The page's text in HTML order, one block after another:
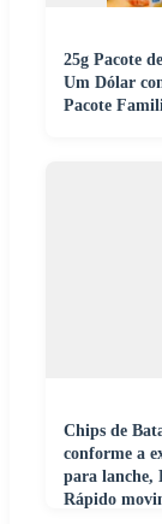
25g Pacote
Um Dólar
Pacote
Chips de
conforme a
para lanche,
Rápido